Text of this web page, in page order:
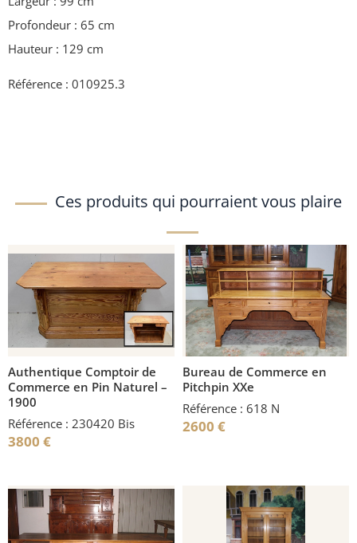
Profondeur : 65 cm
Hauteur : 129 cm
Référence : 010925.3
Ces produits qui pourraient vous plaire
Authentique Comptoir de
Commerce en Pin Naturel –
1900
Référence : 230420 Bis
3800 €
Bureau de Commerce en
Pitchpin XXe
Référence : 618 N
2600 €